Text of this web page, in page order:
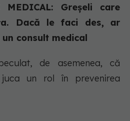
MEDICAL: Greșeli care
Dacă le faci des, ar
consult medical
de asemenea, că
un rol în prevenirea